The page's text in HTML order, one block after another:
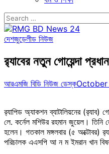
Search
for:
দেশজুড়েলীড নিউজ
র‌্যাবের নতুন গোয়েন্দা
আরএমজি বিডি নিউজ ডেস্ক
র‌্যাপিড অ্যাকশন ব্যাটালিয়নের (র‌্যাব)
লে. কর্নেল মশিউর রহমান জুয়েল। তিনি
হলেন। গতকাল মঙ্গলবার (৫ অক্টোবর)
পরিচালক এএসপি আ ন ম ইমরান খান